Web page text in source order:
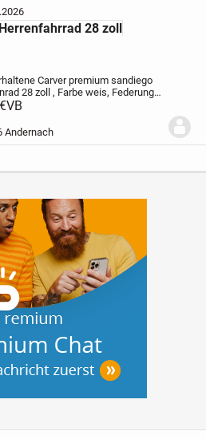
28 zoll
Carver premium sandiego
28 zoll , Farbe weis, Federung
am sattel [stange], super leicht,
in der Garage gestanden....
VB
Andernach